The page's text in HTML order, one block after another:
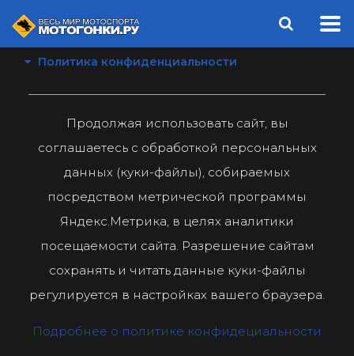
Политика конфиденциальности
Продолжая использовать сайт, вы
соглашаетесь с обработкой персональных
данных (куки-файлы), собираемых
посредством метрической программы
Яндекс.Метрика, в целях аналитики
посещаемости сайта. Разрешение сайтам
сохранять и читать данные куки-файлы
регулируется в настройках вашего браузера.
Подробнее о политике конфидециальности